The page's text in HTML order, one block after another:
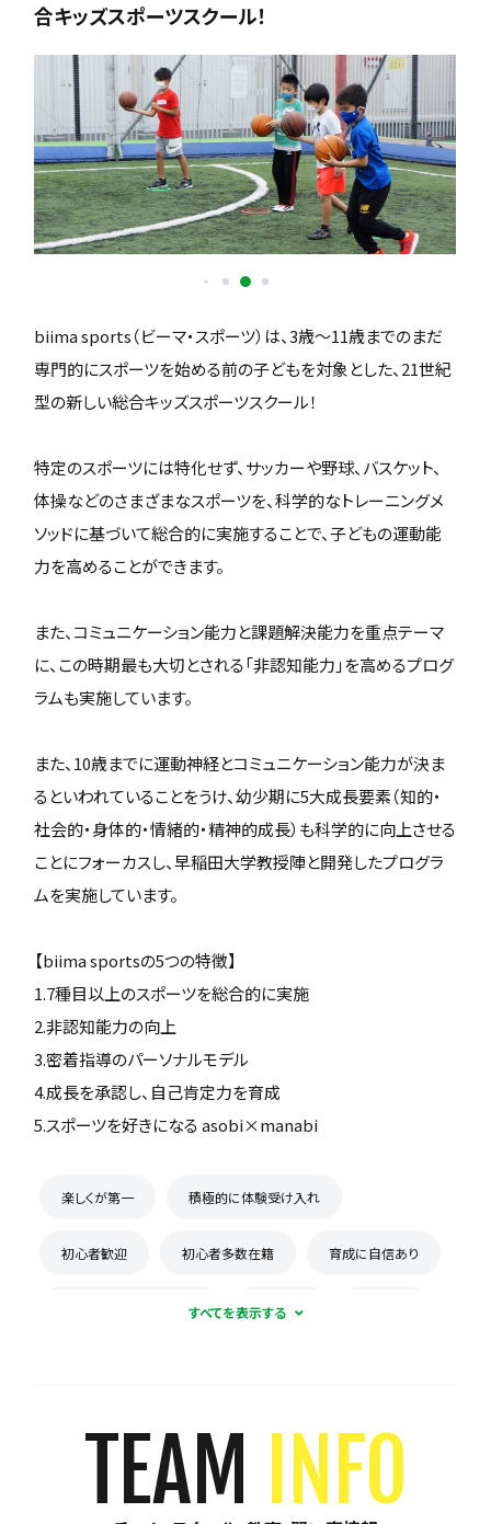
合キッズスポーツスクール！
biima sports（ビーマ・スポーツ）は、3歳〜11歳までのまだ
専門的にスポーツを始める前の子どもを対象とした、21世紀
型の新しい総合キッズスポーツスクール！
特定のスポーツには特化せず、サッカーや野球、バスケット、
体操などのさまざまなスポーツを、科学的なトレーニングメ
ソッドに基づいて総合的に実施することで、子どもの運動能
力を高めることができます。
また、コミュニケーション能力と課題解決能力を重点テーマ
に、この時期最も大切とされる「非認知能力」を高めるプログ
ラムも実施しています。
また、10歳までに運動神経とコミュニケーション能力が決ま
るといわれていることをうけ、幼少期に5大成長要素（知的・
社会的・身体的・情緒的・精神的成長）も科学的に向上させる
ことにフォーカスし、早稲田大学教授陣と開発したプログラ
ムを実施しています。
【biima sportsの5つの特徴】
1.7種目以上のスポーツを総合的に実施
2.非認知能力の向上
3.密着指導のパーソナルモデル
4.成長を承認し、自己肯定力を育成
5.スポーツを好きになる asobi×manabi
楽しくが第一 積極的に体験受け入れ
初心者歓迎 初心者多数在籍 育成に自信あり
コーチとの距離感が近い 少数精鋭
初回購入品あり 保護者の当番なし
TEAM INFO